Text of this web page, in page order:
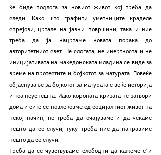
ќе биде подлога за новиот живот кој треба да
следи. Како што графити уметниците краделе
спрејови, цртале на јавни површини, така и ние
треба да ја нацртаме новата порака до
авторитетниот свет. Не слогата, не инертноста и не
иницијативата на македонската младина се виде за
време на протестите и бојкотот за матурата. Повеќе
објаснување за бојкотот за матурата е веќе историја
и тоа неуспешна. Иако короната кризата не затвори
дома и сите се повлековме од социјалниот живот на
некој начин, не треба да очајуваме и да чекаме
нешто да се случи, туку треба ние да направиме
нешто да се случи.
Треба да се чувствуваме слободни да кажеме е*и